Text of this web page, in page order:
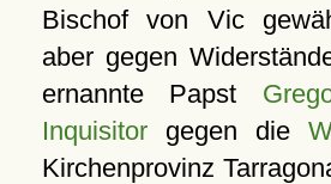
Bischof von Vic
aber gegen
ernannte Papst
Inquisitorgegen die
Kirchenprovinz